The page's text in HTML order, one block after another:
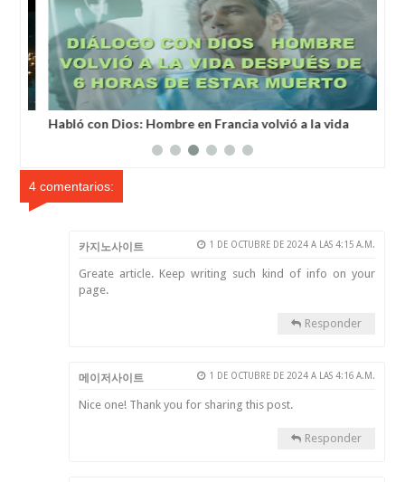
Habló con Dios: Hombre en Francia volvió a la vida
4 comentarios:
카지노사이트 1 DE OCTUBRE DE 2024 A LAS 4:15 A.M.
Greate article. Keep writing such kind of info on your
page.
Responder
메이저사이트 1 DE OCTUBRE DE 2024 A LAS 4:16 A.M.
Nice one! Thank you for sharing this post.
Responder